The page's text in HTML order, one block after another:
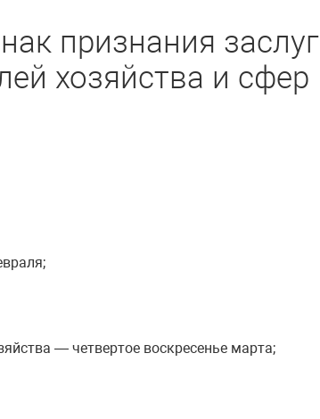
признания заслуг
хозяйства и сфер
— четвертое воскресенье марта;